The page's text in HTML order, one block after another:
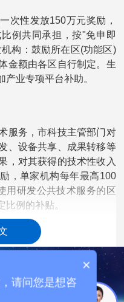
性发放150万元奖励，
例共同承担，按"免申即
构：鼓励所在区(功能区)
金额由各区自行制定。生
业专项平台补助。
务，市科技主管部门对
、设备共享、成果转移等
，对其获得的技术性收入
，单家机构每年最高100
用研发公共技术服务的区
例的补贴。
市科技攻关、产学研合
件提高资助比例;可优先推
配套省级专项资金支持。
×
请问您是想咨